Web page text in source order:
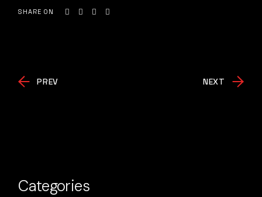
SHARE ON
PREV NEXT
Categories